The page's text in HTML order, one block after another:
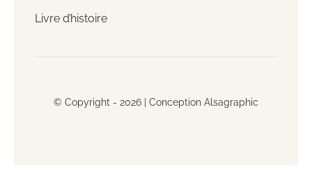
Livre d’histoire
© Copyright - 2026 | Conception Alsagraphic